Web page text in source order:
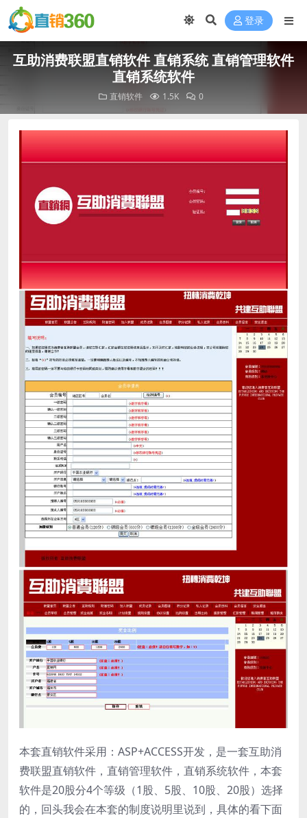
登录
互助消费联盟直销软件 直销系统 直销管理软件
直销系统软件
直销软件 1.5K 0
本套直销软件采用：ASP+ACCESS开发，是一套互助消
费联盟直销软件，直销管理软件，直销系统软件，本套
软件是20股分4个等级（1股、5股、10股、20股）选择
的，回头我会在本套的制度说明里说到，具体的看下面